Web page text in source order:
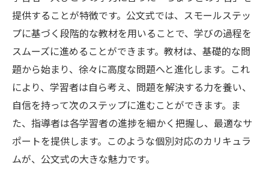
カリキュラムの柔軟性と適応力
公文式がもたらす学習の変革
鶴見区での実践例とその効果
公文式が支えるスモールステップ学習の力とそ
の持続性
公文式の長期的な効果とは
スモールステップで持続的な学びを実現す
る
公文式とスモールステップの統合的アプロ
提供することが特徴です。公文式では、スモールステッ
プに基づく段階的な教材を用いることで、学びの過程を
スムーズに進めることができます。教材は、基礎的な問
題から始まり、徐々に高度な問題へと進化します。これ
により、学習者は自ら考え、問題を解決する力を養い、
自信を持って次のステップに進むことができます。ま
た、指導者は各学習者の進捗を細かく把握し、最適なサ
ポートを提供します。このような個別対応のカリキュラ
ムが、公文式の大きな魅力です。